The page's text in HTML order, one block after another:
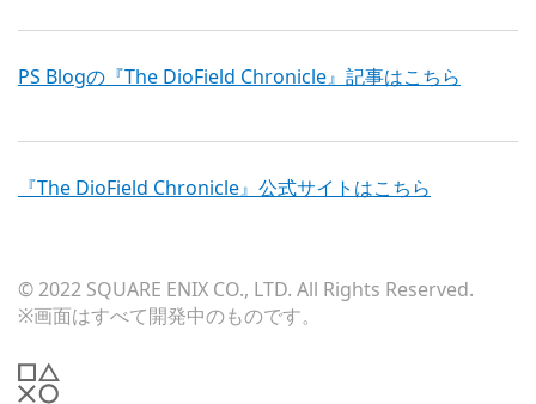
PS Blogの『The DioField Chronicle』記事はこちら
『The DioField Chronicle』公式サイトはこちら
© 2022 SQUARE ENIX CO., LTD. All Rights Reserved.
※画面はすべて開発中のものです。